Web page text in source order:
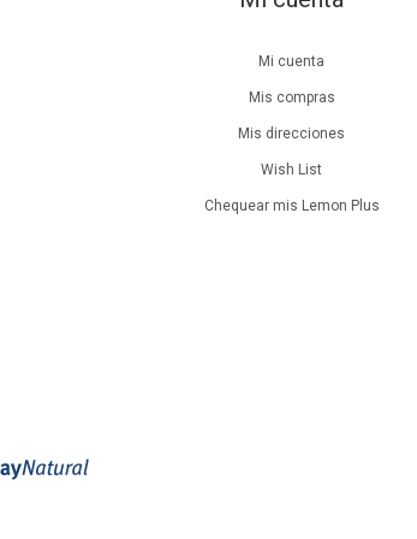
Mi cuenta
Mis compras
Mis direcciones
Wish List
Chequear mis Lemon Plus